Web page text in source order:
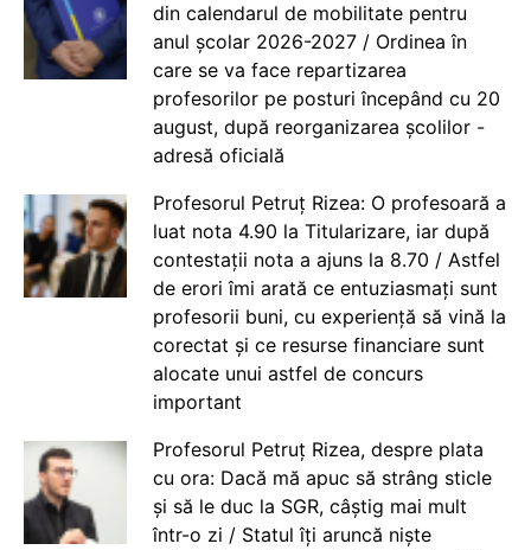
din calendarul de mobilitate pentru
anul școlar 2026-2027 / Ordinea în
care se va face repartizarea
profesorilor pe posturi începând cu 20
august, după reorganizarea școlilor -
adresă oficială
Profesorul Petruț Rizea: O profesoară a
luat nota 4.90 la Titularizare, iar după
contestații nota a ajuns la 8.70 / Astfel
de erori îmi arată ce entuziasmați sunt
profesorii buni, cu experiență să vină la
corectat și ce resurse financiare sunt
alocate unui astfel de concurs
important
Profesorul Petruț Rizea, despre plata
cu ora: Dacă mă apuc să strâng sticle
și să le duc la SGR, câștig mai mult
într-o zi / Statul îți aruncă niște